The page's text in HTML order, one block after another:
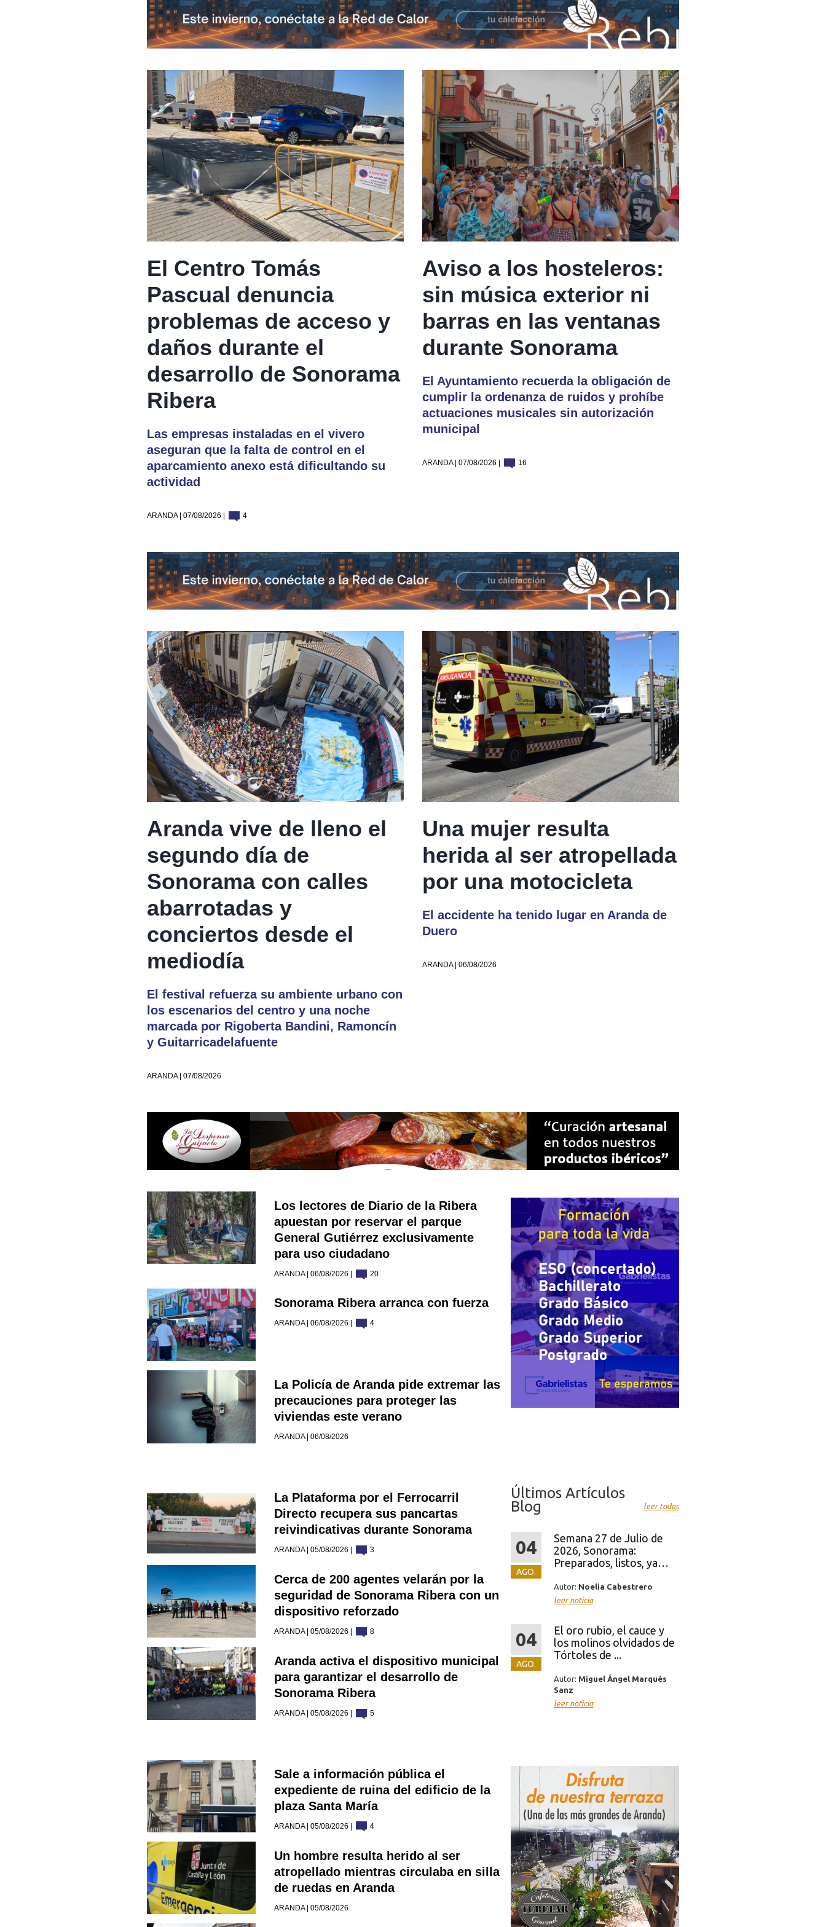
El Centro Tomás
Pascual denuncia
problemas de acceso y
daños durante el
desarrollo de Sonorama
Ribera
Las empresas instaladas en el vivero
aseguran que la falta de control en el
aparcamiento anexo está dificultando su
actividad
ARANDA | 07/08/2026 | 4
Aviso a los hosteleros:
sin música exterior ni
barras en las ventanas
durante Sonorama
El Ayuntamiento recuerda la obligación de
cumplir la ordenanza de ruidos y prohíbe
actuaciones musicales sin autorización
municipal
ARANDA | 07/08/2026 | 16
Aranda vive de lleno el
segundo día de
Sonorama con calles
abarrotadas y
conciertos desde el
mediodía
El festival refuerza su ambiente urbano con
los escenarios del centro y una noche
marcada por Rigoberta Bandini, Ramoncín
y Guitarricadelafuente
ARANDA | 07/08/2026
Una mujer resulta
herida al ser atropellada
por una motocicleta
El accidente ha tenido lugar en Aranda de
Duero
ARANDA | 06/08/2026
Los lectores de Diario de la Ribera
apuestan por reservar el parque
General Gutiérrez exclusivamente
para uso ciudadano
ARANDA | 06/08/2026 | 20
Sonorama Ribera arranca con fuerza
ARANDA | 06/08/2026 | 4
La Policía de Aranda pide extremar las
precauciones para proteger las
viviendas este verano
ARANDA | 06/08/2026
La Plataforma por el Ferrocarril
Directo recupera sus pancartas
reivindicativas durante Sonorama
ARANDA | 05/08/2026 | 3
Cerca de 200 agentes velarán por la
seguridad de Sonorama Ribera con un
dispositivo reforzado
ARANDA | 05/08/2026 | 8
Aranda activa el dispositivo municipal
para garantizar el desarrollo de
Sonorama Ribera
ARANDA | 05/08/2026 | 5
Últimos Artículos
Blog
leer todas
04
AGO.
Semana 27 de Julio de
2026, Sonorama:
Preparados, listos, ya…
Autor: Noelia Cabestrero
leer noticia
04
AGO.
El oro rubio, el cauce y
los molinos olvidados de
Tórtoles de ...
Autor: Miguel Ángel Marqués
Sanz
leer noticia
Sale a información pública el
expediente de ruina del edificio de la
plaza Santa María
ARANDA | 05/08/2026 | 4
Un hombre resulta herido al ser
atropellado mientras circulaba en silla
de ruedas en Aranda
ARANDA | 05/08/2026